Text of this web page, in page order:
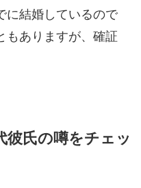
に結婚しているので
もありますが、確証
彼氏の噂をチェッ